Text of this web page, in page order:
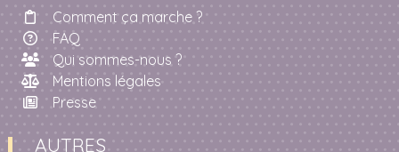
Comment ça marche ?
FAQ
Qui sommes-nous ?
Mentions légales
Presse
AUTRES